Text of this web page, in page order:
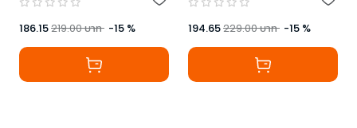
186.15219.00บาท -15 % 194.65229.00บาท -15 %